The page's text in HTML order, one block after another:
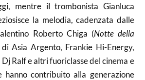
mentre il trombonista Gianluca
la melodia, cadenzata dalle
Roberto Chiga (Notte della
Asia Argento, Frankie Hi-Energy,
Ralf e altri fuoriclasse del cinema e
hanno contribuito alla generazione